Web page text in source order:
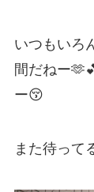
いつもいろ
間だねー
ー😚
また待って